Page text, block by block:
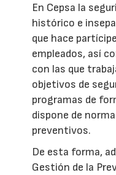
En Cepsa la
histórico e
que hace
empleados, así
con las que
objetivos de
programas de
dispone de
preventivos.
De esta forma,
Gestión de la